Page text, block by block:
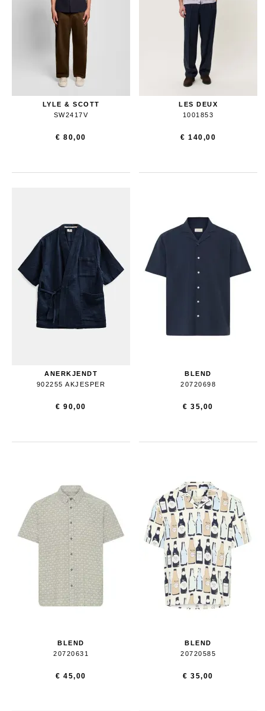
LYLE & SCOTT
SW2417V
€ 80,00
LES DEUX
1001853
€ 140,00
ANERKJENDT
902255 AKJESPER
€ 90,00
BLEND
20720698
€ 35,00
BLEND
20720631
€ 45,00
BLEND
20720585
€ 35,00